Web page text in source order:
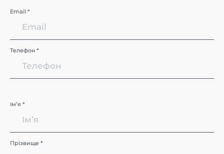
Email *
Телефон *
Імʼя *
Прізвище *